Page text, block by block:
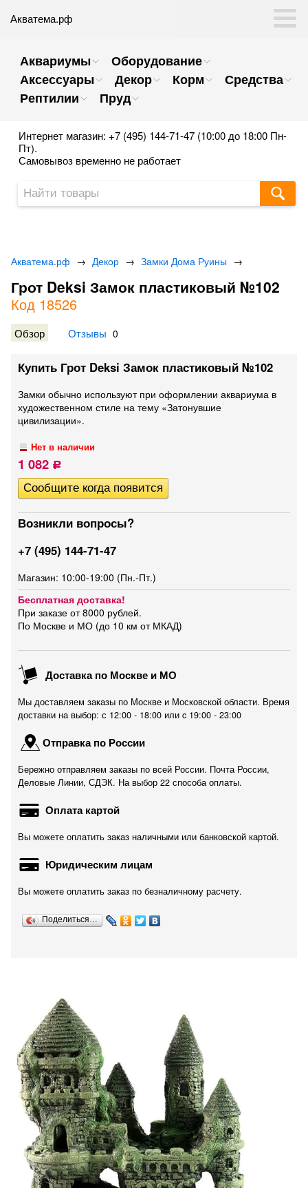
Акватема.рф
Аквариумы
Оборудование
Аксессуары
Декор Корм
Средства
Рептилии
Пруд
Интернет магазин: +7 (495) 144-71-47 (10:00 до 18:00 Пн-
Пт).
Самовывоз временно не работает
Акватема.рф → Декор → Замки Дома Руины →
Грот Deksi Замок пластиковый №102
Код 18526
Обзор Отзывы 0
Купить Грот Deksi Замок пластиковый №102
Замки обычно используют при оформлении аквариума в
художественном стиле на тему «Затонувшие
цивилизации».
Нет в наличии
1 082 Р
Возникли вопросы?
+7 (495) 144-71-47
Магазин: 10:00-19:00 (Пн.-Пт.)
Бесплатная доставка!
При заказе от 8000 рублей.
По Москве и МО (до 10 км от МКАД)
Доставка по Москве и МО
Мы доставляем заказы по Москве и Московской области. Время
доставки на выбор: с 12:00 - 18:00 или c 19:00 - 23:00
Отправка по России
Бережно отправляем заказы по всей России. Почта России,
Деловые Линии, СДЭК. На выбор 22 способа оплаты.
Оплата картой
Вы можете оплатить заказ наличными или банковской картой.
Юридическим лицам
Вы можете оплатить заказ по безналичному расчету.
Поделиться…